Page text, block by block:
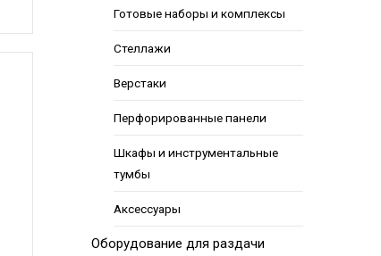
Готовые наборы и комплексы
Стеллажи
Верстаки
Перфорированные панели
Шкафы и инструментальные
тумбы
Аксессуары
Оборудование для раздачи